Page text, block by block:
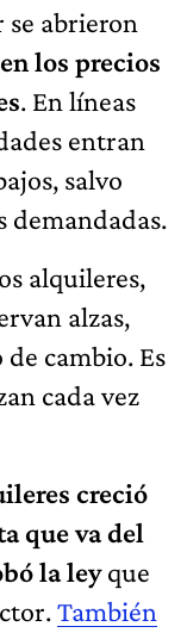
se abrieron
los precios
. En líneas
entran
salvo
demandadas.
alquileres,
alzas,
cambio. Es
cada vez
creció
que va del
la leyque
También